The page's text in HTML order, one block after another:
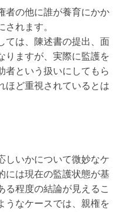
の他に誰が養育にかか
れます。
は、陳述書の提出、面
りますが、実際に監護を
者という扱いにしてもら
ほど重視されているとは
しいかについて微妙なケ
には現在の監護状態が基
る程度の結論が見えるこ
うなケースでは、親権を